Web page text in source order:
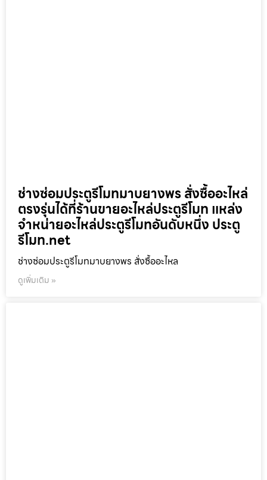
ช่างซ่อมประตูรีโมทมาบยางพร สั่งซื้ออะไหล่
ตรงรุ่นได้ที่ร้านขายอะไหล่ประตูรีโมท แหล่ง
จำหน่ายอะไหล่ประตูรีโมทอันดับหนึ่ง ประตู
รีโมท.net
ช่างซ่อมประตูรีโมทมาบยางพร สั่งซื้ออะไหล
ดูเพิ่มเติม »